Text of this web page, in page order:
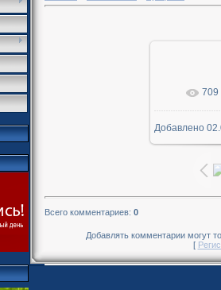
В
709
Добавлено
Всего комментариев: 0
Добавлять комментарии могут
[